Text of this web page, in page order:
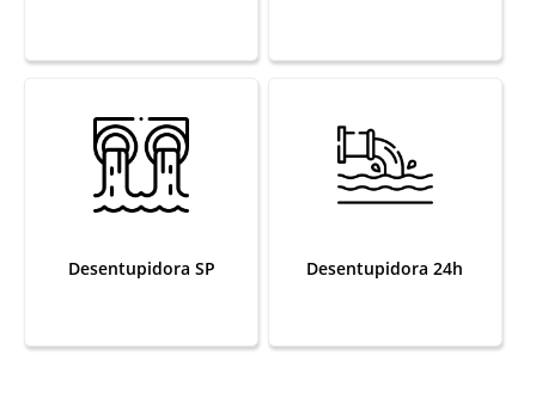
Desentupidora SP Desentupidora 24h